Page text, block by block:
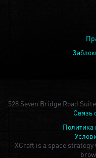
528 Seven Bridge Road
Связь
Политика
XCraft is a space